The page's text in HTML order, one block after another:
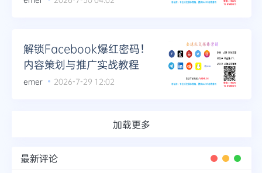
解锁Facebook爆红密码！
内容策划与推广实战教程
emer 2026-7-29 12:02
加载更多
最新评论